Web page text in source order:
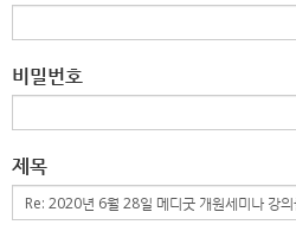
비밀번호
제목